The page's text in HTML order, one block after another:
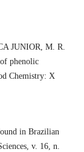
JUNIOR, M. R.
phenolic
Chemistry: X
in Brazilian
v. 16, n.